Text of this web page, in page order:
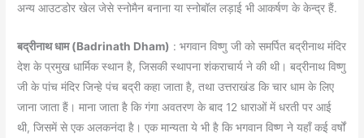
अन्य आउटडोर खेल जेसे स्नोमैन बनाना या स्नोबॉल लड़ाई भी आकर्षण के केन्द्र हैं.
बद्रीनाथ धाम (Badrinath Dham) : भगवान विष्णु जी को समर्पित बद्रीनाथ मंदिर
देश के प्रमुख धार्मिक स्थान है, जिसकी स्थापना शंकराचार्य ने की थी। बद्रीनाथ विष्णु
जी के पांच मंदिर जिन्हे पंच बद्री कहा जाता है, तथा उत्तराखंड कि चार धाम के लिए
जाना जाता हैं। माना जाता है कि गंगा अवतरण के बाद 12 धाराओं में धरती पर आई
थी, जिसमें से एक अलकनंदा है। एक मान्यता ये भी है कि भगवान विष्ण ने यहाँ कई वर्षों